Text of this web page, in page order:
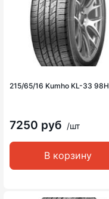
215/65/16 Kumho KL-33 98H
7250 руб /шт
В корзину